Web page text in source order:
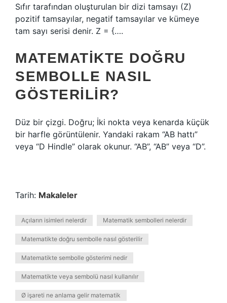
Sıfır tarafından oluşturulan bir dizi tamsayı (Z)
pozitif tamsayılar, negatif tamsayılar ve kümeye
tam sayı serisi denir. Z = {….
MATEMATIKTE DOĞRU
SEMBOLLE NASIL
GÖSTERILIR?
Düz bir çizgi. Doğru; İki nokta veya kenarda küçük
bir harfle görüntülenir. Yandaki rakam “AB hattı”
veya “D Hindle” olarak okunur. “AB”, “AB” veya “D”.
Tarih: Makaleler
Açıların isimleri nelerdir Matematik sembolleri nelerdir
Matematikte doğru sembolle nasıl gösterilir
Matematikte sembolle gösterimi nedir
Matematikte veya sembolü nasıl kullanılır
Ø işareti ne anlama gelir matematik